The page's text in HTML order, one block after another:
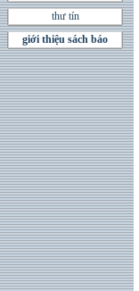
thư tín
giới thiệu sách báo